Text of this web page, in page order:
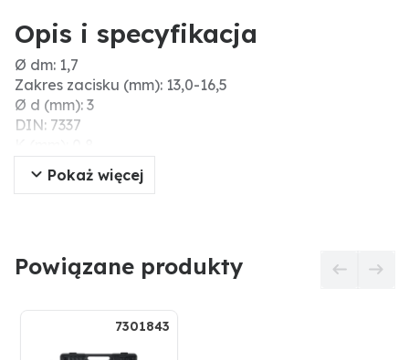
Opis i specyfikacja
Ø dm: 1,7
Zakres zacisku (mm): 13,0-16,5
Ø d (mm): 3
DIN: 7337
Łeb: płaski łeb
Ø dk (mm): 6,3
Długość (mm): 20
Pokaż więcej
Powiązane produkty
7301843